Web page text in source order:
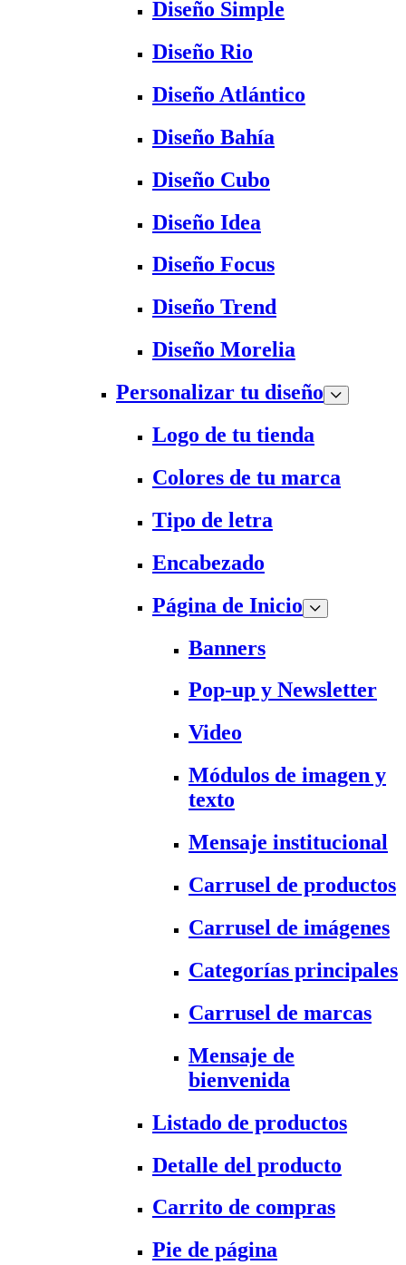
Diseño Simple
Diseño Rio
Diseño Atlántico
Diseño Bahía
Diseño Cubo
Diseño Idea
Diseño Focus
Diseño Trend
Diseño Morelia
Personalizar tu diseño
Logo de tu tienda
Colores de tu marca
Tipo de letra
Encabezado
Página de Inicio
Banners
Pop-up y Newsletter
Video
Módulos de imagen y
texto
Mensaje institucional
Carrusel de productos
Carrusel de imágenes
Categorías principales
Carrusel de marcas
Mensaje de
bienvenida
Listado de productos
Detalle del producto
Carrito de compras
Pie de página